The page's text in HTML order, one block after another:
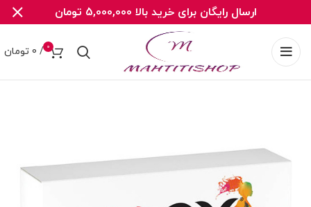
0
/
0 تومان
ارسال رایگان برای خرید بالا 5,000,000 تومان